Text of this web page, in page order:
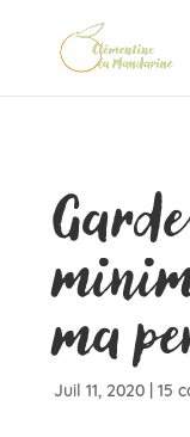
ma
Juil 11, 2020| 15